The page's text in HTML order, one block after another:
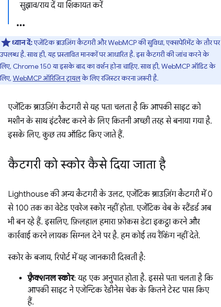
सुझाव/राय दें या शिकायत करें
ध्यान दें:एजेंटिक ब्राउज़िंग कैटगरी और WebMCP की सुविधा, एक्सपेरिमेंट के तौर पर
उपलब्ध है. साथ ही, यह प्रस्तावित मानकों पर आधारित है. इस कैटगरी की जांच करने के
लिए, Chrome 150 या इसके बाद का वर्शन होना चाहिए. साथ ही, WebMCP ऑडिट के
लिए, WebMCP ऑरिजिन ट्रायलके लिए रजिस्टर करना ज़रूरी है.
एजेंटिक ब्राउज़िंग कैटगरी से यह पता चलता है कि आपकी साइट को
मशीन के साथ इंटरैक्ट करने के लिए कितनी अच्छी तरह से बनाया गया है.
इसके लिए, कुछ तय ऑडिट किए जाते हैं.
कैटगरी को स्कोर कैसे दिया जाता है
Lighthouse की अन्य कैटगरी के उलट, एजेंटिक ब्राउज़िंग कैटगरी में 0
से 100 तक का वेटेड एवरेज स्कोर नहीं होता. एजेंटिक वेब के स्टैंडर्ड अब
भी बन रहे हैं. इसलिए, फ़िलहाल हमारा फ़ोकस डेटा इकट्ठा करने और
कार्रवाई करने लायक सिग्नल देने पर है. हम कोई तय रैंकिंग नहीं देते.
स्कोर के बजाय, रिपोर्ट में यह जानकारी दिखती है:
फ़्रैक्शनल स्कोर: यह एक अनुपात होता है. इससे पता चलता है कि
आपकी साइट ने एजेन्टिक रेडीनेस चेक के कितने टेस्ट पास किए
हैं.